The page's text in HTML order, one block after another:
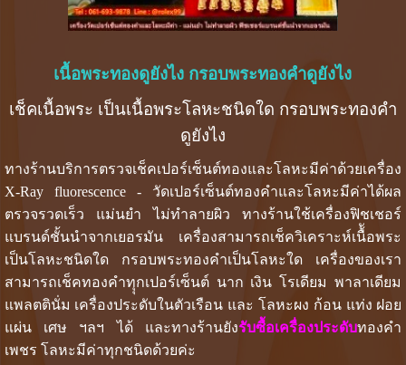
เนื้อพระทองดูยังไง กรอบพระทองคำดูยังไง
เช็คเนื้อพระ เป็นเนื้อพระโลหะชนิดใด กรอบพระทองคำ
ดูยังไง
ทางร้านบริการตรวจเช็คเปอร์เซ็นต์ทองและโลหะมีค่าด้วยเครื่อง
X-Ray fluorescence - วัดเปอร์เซ็นต์ทองคำและโลหะมีค่าได้ผล
ตรวจรวดเร็ว แม่นยำ ไม่ทำลายผิว ทางร้านใช้เครื่องฟิชเชอร์
แบรนด์ชั้นนำจากเยอรมัน เครื่องสามารถเช็ควิเคราะห์เนื้ัอพระ
เป็นโลหะชนิดใด กรอบพระทองคำเป็นโลหะใด เครื่องของเรา
สามารถเช็คทองคำทุุกเปอร์เซ็นต์ นาก เงิน โรเดียม พาลาเดียม
แพลตตินั่ม เครื่องประดับในตัวเรือน และ โลหะผง ก้อน แท่ง ฝอย
แผ่น เศษ ฯลฯ ได้ และทางร้านยังรับซื้อเครื่องประดับทองคำ
เพชร โลหะมีค่าทุกชนิดด้วยค่ะ